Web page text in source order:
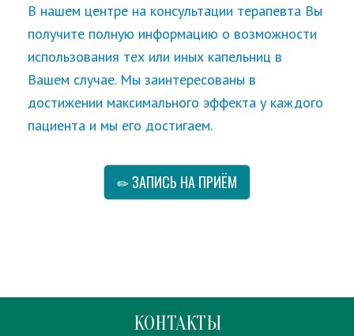
В нашем центре на консультации терапевта Вы
получите полную информацию о возможности
использования тех или иных капельниц в
Вашем случае. Мы заинтересованы в
достижении максимального эффекта у каждого
пациента и мы его достигаем.
ЗАПИСЬ НА ПРИЁМ
КОНТАКТЫ